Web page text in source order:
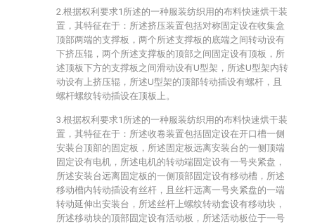
2.根据权利要求1所述的一种服装纺织用的布料快速烘干装
置，其特征在于：所述挤压装置包括对称固定设在收集盒
顶部两端的支撑板，两个所述支撑板的底端之间转动设有
下挤压辊，两个所述支撑板的顶部之间固定设有顶板，所
述顶板下方的支撑板之间滑动设有U型架，所述U型架内转
动设有上挤压辊，所述U型架的顶部转动插设有螺杆，且
螺杆螺纹转动插设在顶板上。
3.根据权利要求1所述的一种服装纺织用的布料快速烘干装
置，其特征在于：所述收卷装置包括固定设在开口槽一侧
安装台顶部的固定板，所述固定板远离安装台的一侧顶端
固定设有电机，所述电机的转动端固定设有一号夹紧盘，
所述安装台远离固定板的一侧顶部固定设有移动槽，所述
移动槽内转动插设有丝杆，且丝杆远离一号夹紧盘的一端
转动延伸出安装台，所述丝杆上螺纹转动套设有移动块，
所述移动块的顶部固定设有活动板，所述活动板位于一号